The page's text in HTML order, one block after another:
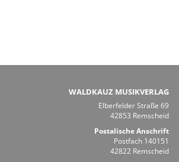
WALDKAUZ MUSIKVERLAG
Elberfelder Straße 69
42853 Remscheid
Postalische Anschrift
Postfach 140151
42822 Remscheid